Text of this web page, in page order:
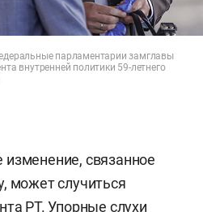
парламентарии замглавы
внутренней политики 59-летнего
связанное
может случиться
РТ. Упорные слухи